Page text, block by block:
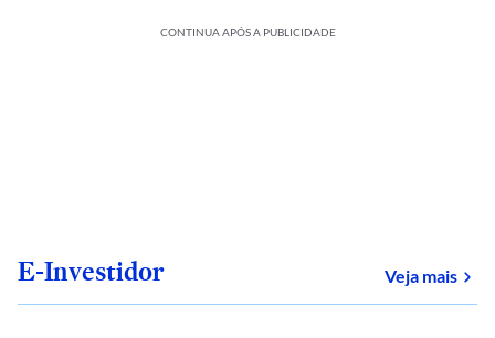
CONTINUA APÓS A PUBLICIDADE
E-Investidor Veja mais